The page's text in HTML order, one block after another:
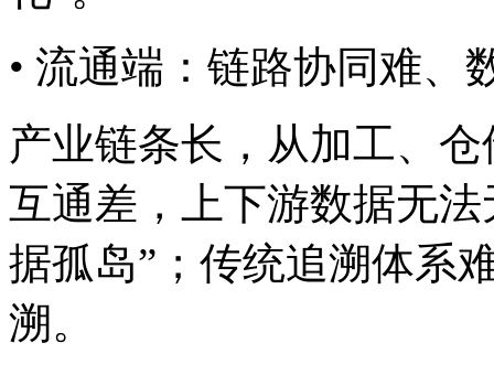
• 流通端：链路协同难
产业链条长，从加工、
互通差，上下游数据无
据孤岛”；传统追溯体系难
溯。